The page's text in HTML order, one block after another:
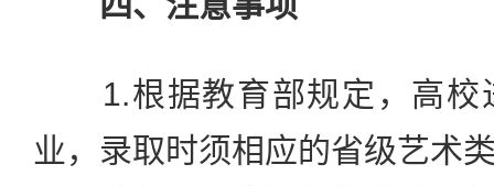
1.根据教育部规定，高校
业，录取时须相应的省级艺术